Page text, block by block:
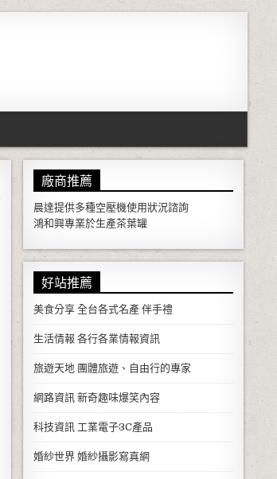
廠商推薦
晨達提供多種空壓機使用狀況諮詢
鴻和興專業於生產茶葉罐
好站推薦
美食分享全台各式名產 伴手禮
生活情報 各行各業情報資訊
旅遊天地團體旅遊、自由行的專家
網路資訊新奇趣味爆笑內容
科技資訊工業電子3C產品
婚紗世界婚紗攝影寫真網